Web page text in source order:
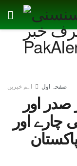
صفحہ اول اہم خبریں
صدر اور
چارے اور